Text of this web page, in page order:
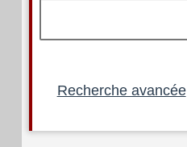
Recherche avancée